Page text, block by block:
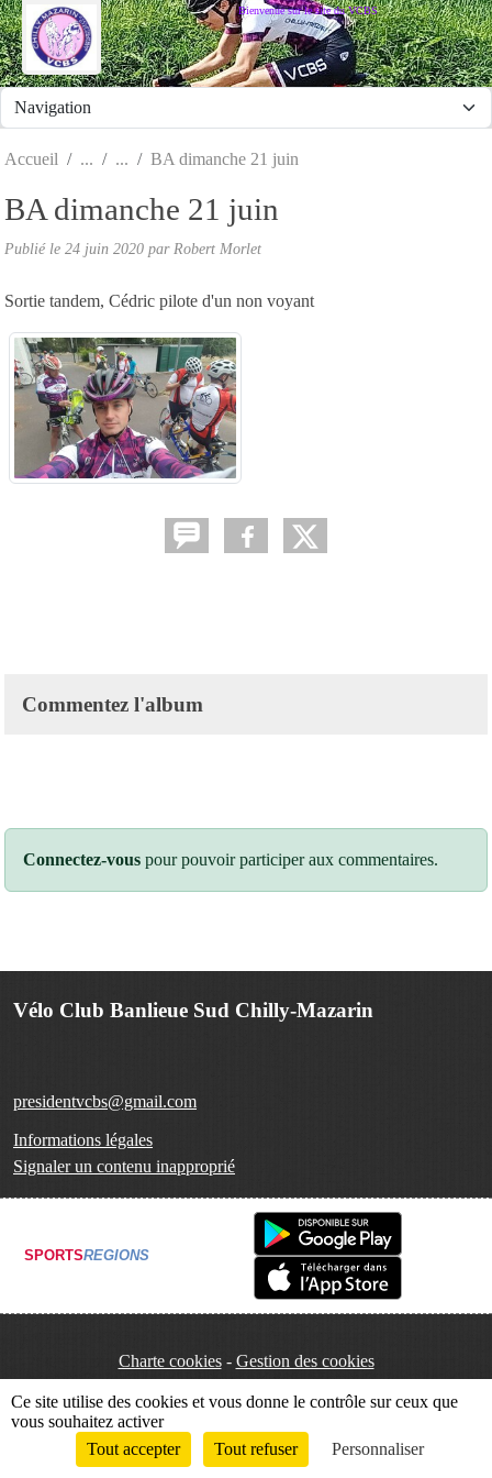
Bienvenue sur le site du VCBS
Accueil BA dimanche 21 juin
BA dimanche 21 juin
Publié le 24 juin 2020 par Robert Morlet
Sortie tandem, Cédric pilote d'un non voyant
Commentez l'album
Connectez-vous pour pouvoir participer aux commentaires.
Vélo Club Banlieue Sud Chilly-Mazarin
presidentvcbs@gmail.com
Informations légales
Signaler un contenu inapproprié
SPORTSREGIONS
Charte cookies Gestion des cookies
Envie de participer ? Connexion
Panneau de gestion des cookies
Ce site utilise des cookies et vous donne le contrôle sur ceux que
vous souhaitez activer
Tout accepter
Tout refuser Personnaliser